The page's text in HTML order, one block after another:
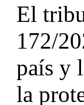
El
172/
país y
la